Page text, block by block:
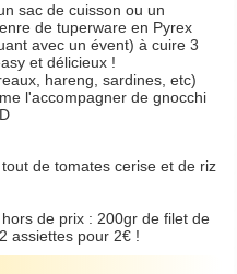
sac de cuisson ou un
de tuperware en Pyrex
avec un évent) à cuire 3
et délicieux !
hareng, sardines, etc)
l'accompagner de gnocchi
de tomates cerise et de riz
de prix : 200gr de filet de
assiettes pour 2€ !